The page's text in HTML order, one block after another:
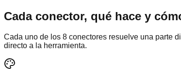
Cada conector, qué hace y
Cada uno de los 8 conectores resuelve una parte
directo a la herramienta.